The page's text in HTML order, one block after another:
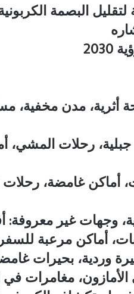
مدن مخفية،
جبلية، رحلات
أماكن غامضة،
وجهات غير
أماكن مرعبة
وردية، بحيرات
مغامرات في